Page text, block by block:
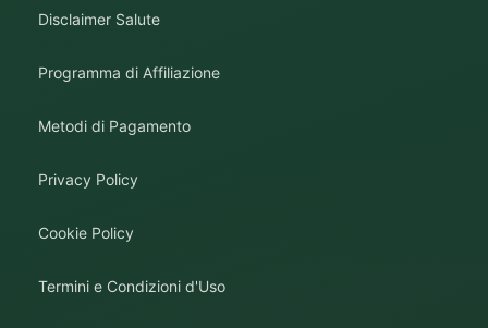
Disclaimer Salute
Programma di Affiliazione
Metodi di Pagamento
Privacy Policy
Cookie Policy
Termini e Condizioni d'Uso